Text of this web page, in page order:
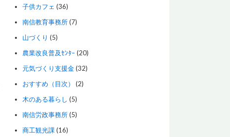
子供カフェ (36)
南信教育事務所(7)
山づくり (5)
農業改良普及ｾﾝﾀｰ (20)
元気づくり支援金(32)
おすすめ（目次）
(2)
木のある暮らし (5)
南信労政事務所(5)
商工観光課 (16)